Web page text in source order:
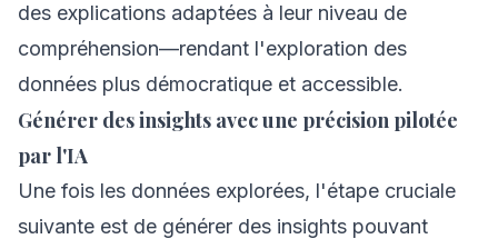
des explications adaptées à leur niveau de
compréhension—rendant l'exploration des
données plus démocratique et accessible.
Générer des insights avec une précision pilotée
par l'IA
Une fois les données explorées, l'étape cruciale
suivante est de générer des insights pouvant